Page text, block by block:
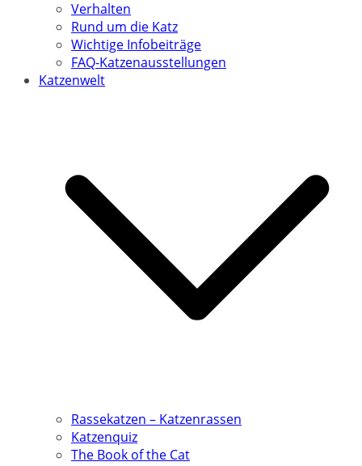
Verhalten
Rund um die Katz
Wichtige Infobeiträge
FAQ-Katzenausstellungen
Katzenwelt
Rassekatzen – Katzenrassen
Katzenquiz
The Book of the Cat